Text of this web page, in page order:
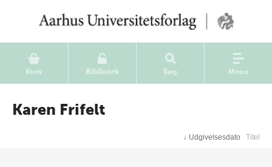
Kurv Bibliotek Søg Menu
Karen Frifelt
↓ Udgivelsesdato Titel